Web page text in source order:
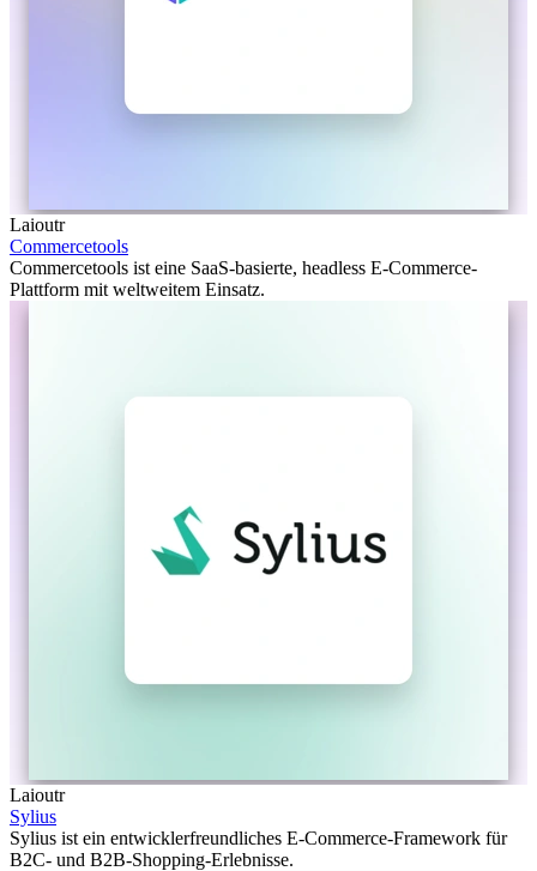
Laioutr
Commercetools
Commercetools ist eine SaaS-basierte, headless E-Commerce-
Plattform mit weltweitem Einsatz.
Laioutr
Sylius
Sylius ist ein entwicklerfreundliches E-Commerce-Framework für
B2C- und B2B-Shopping-Erlebnisse.